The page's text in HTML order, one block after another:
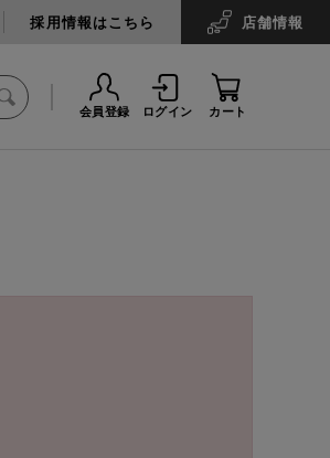
採用情報はこちら 店舗情報
会員登録 ログイン カート